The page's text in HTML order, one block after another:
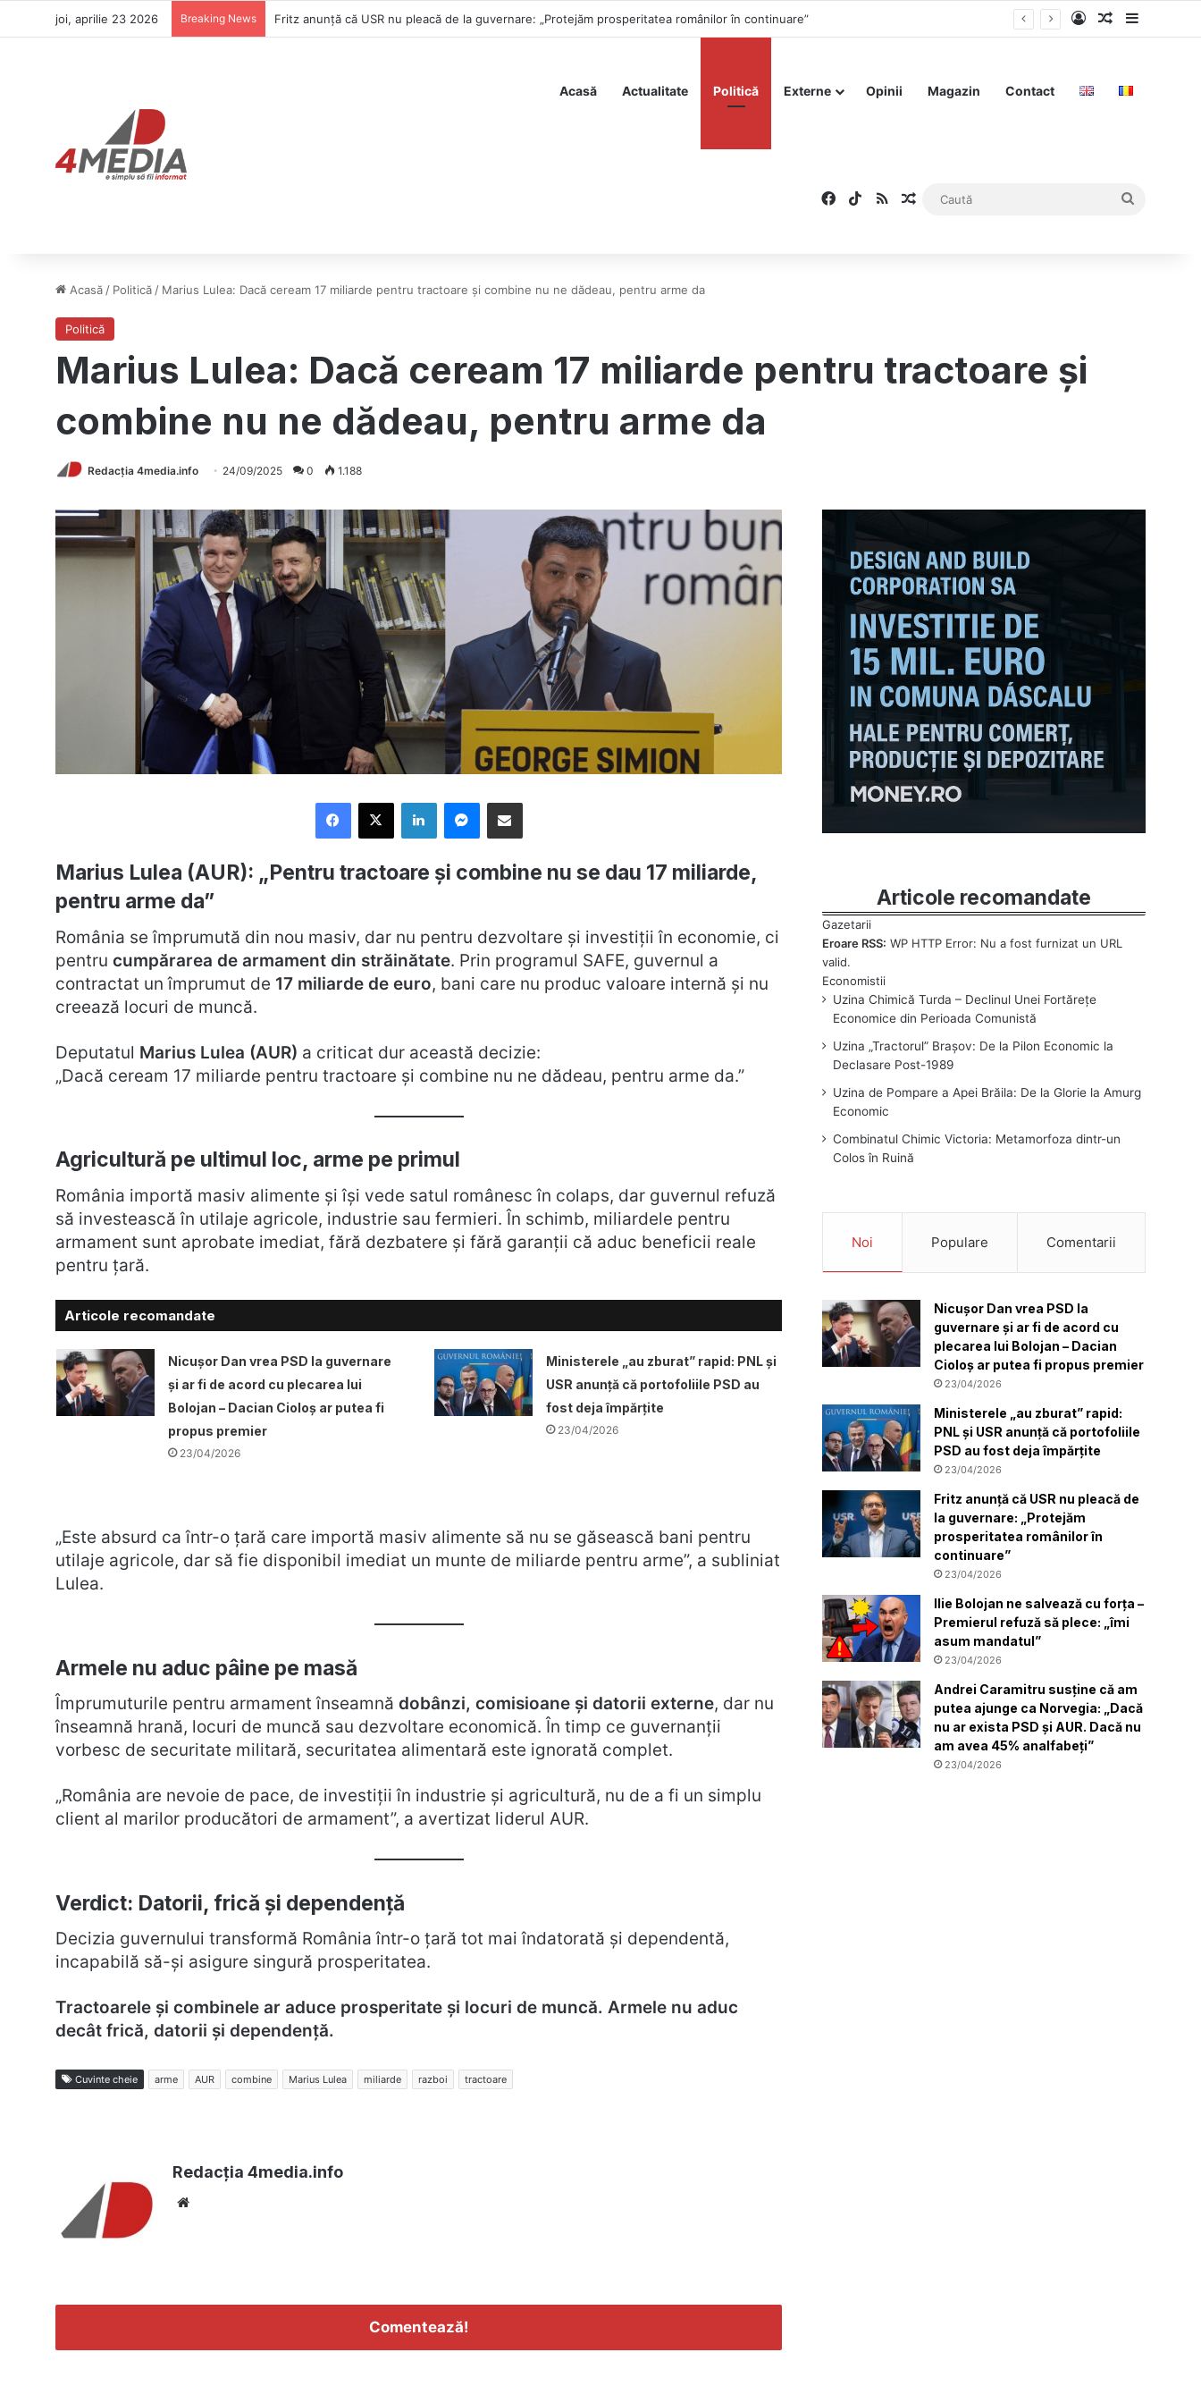
joi, aprilie 23 2026 Breaking News Ilie Bolojan ne salvează cu forța – Premierul refuză să plece: „îmi asum mandatul” Log InArticolSidebar
Acasă Actualitate Politică Externe Opinii Magazin Contact
Facebook
TikTok
RSSArticol aleatoriu
Acasă / Politică / Marius Lulea: Dacă ceream 17 miliarde pentru tractoare și combine nu ne dădeau, pentru arme da
Politică
Marius Lulea: Dacă ceream 17 miliarde pentru tractoare și
combine nu ne dădeau, pentru arme da
Redacția 4media.info 24/09/2025 0 1.188
Facebook
X LinkedInMessenger
Distribuie prin mail
Marius Lulea (AUR): „Pentru tractoare și combine nu se dau 17 miliarde,
pentru arme da”
România se împrumută din nou masiv, dar nu pentru dezvoltare și investiții în economie, ci
pentru cumpărarea de armament din străinătate. Prin programul SAFE, guvernul a
contractat un împrumut de 17 miliarde de euro, bani care nu produc valoare internă și nu
creează locuri de muncă.
Deputatul Marius Lulea (AUR) a criticat dur această decizie:
„Dacă ceream 17 miliarde pentru tractoare și combine nu ne dădeau, pentru arme da.”
Agricultură pe ultimul loc, arme pe primul
România importă masiv alimente și își vede satul românesc în colaps, dar guvernul refuză
să investească în utilaje agricole, industrie sau fermieri. În schimb, miliardele pentru
armament sunt aprobate imediat, fără dezbatere și fără garanții că aduc beneficii reale
pentru țară.
Articole recomandate
Nicuşor Dan vrea PSD la guvernare
şi ar fi de acord cu plecarea lui
Bolojan – Dacian Cioloș ar putea fi
propus premier
23/04/2026
Ministerele „au zburat” rapid: PNL și
USR anunță că portofoliile PSD au
fost deja împărțite
23/04/2026
„Este absurd ca într-o țară care importă masiv alimente să nu se găsească bani pentru
utilaje agricole, dar să fie disponibil imediat un munte de miliarde pentru arme”, a subliniat
Lulea.
Armele nu aduc pâine pe masă
Împrumuturile pentru armament înseamnă dobânzi, comisioane și datorii externe, dar nu
înseamnă hrană, locuri de muncă sau dezvoltare economică. În timp ce guvernanții
vorbesc de securitate militară, securitatea alimentară este ignorată complet.
„România are nevoie de pace, de investiții în industrie și agricultură, nu de a fi un simplu
client al marilor producători de armament”, a avertizat liderul AUR.
Verdict: Datorii, frică și dependență
Decizia guvernului transformă România într-o țară tot mai îndatorată și dependentă,
incapabilă să-și asigure singură prosperitatea.
Tractoarele și combinele ar aduce prosperitate și locuri de muncă. Armele nu aduc
decât frică, datorii și dependență.
Cuvinte cheie arme AUR combine Marius Lulea miliarde razboi tractoare
Redacția 4media.info
Comentează!
Articole recomandate
Eroare RSS: WP HTTP Error: Nu a fost furnizat un URL
valid.
Uzina Chimică Turda – Declinul Unei Fortărețe
Economice din Perioada Comunistă
Uzina „Tractorul” Brașov: De la Pilon Economic la
Declasare Post-1989
Uzina de Pompare a Apei Brăila: De la Glorie la Amurg
Economic
Combinatul Chimic Victoria: Metamorfoza dintr-un
Colos în Ruină
Noi Populare Comentarii
Nicuşor Dan vrea PSD la
guvernare şi ar fi de acord cu
plecarea lui Bolojan – Dacian
Cioloș ar putea fi propus premier
23/04/2026
Ministerele „au zburat” rapid:
PNL și USR anunță că portofoliile
PSD au fost deja împărțite
23/04/2026
Fritz anunță că USR nu pleacă de
la guvernare: „Protejăm
prosperitatea românilor în
continuare”
23/04/2026
Ilie Bolojan ne salvează cu forța –
Premierul refuză să plece: „îmi
asum mandatul”
23/04/2026
Andrei Caramitru susține că am
putea ajunge ca Norvegia: „Dacă
nu ar exista PSD și AUR. Dacă nu
am avea 45% analfabeți”
23/04/2026